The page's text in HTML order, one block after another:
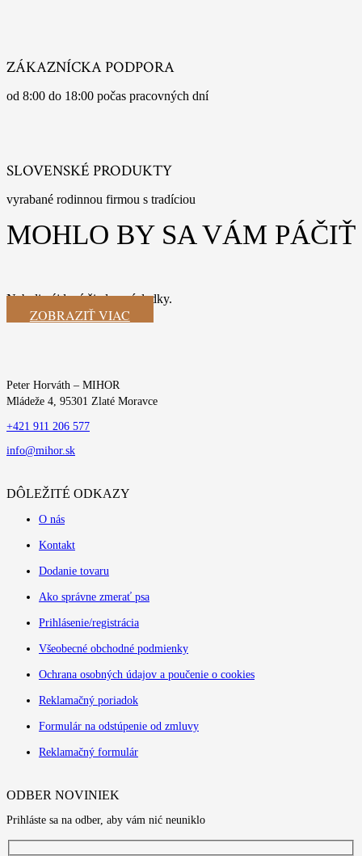
ZÁKAZNÍCKA PODPORA
od 8:00 do 18:00 počas pracovných dní
SLOVENSKÉ PRODUKTY
vyrabané rodinnou firmou s tradíciou
MOHLO BY SA VÁM PÁČIŤ
Neboli nájdené žiadne výsledky.
ZOBRAZIŤ VIAC
Peter Horváth – MIHOR
Mládeže 4, 95301 Zlaté Moravce
+421 911 206 577
info@mihor.sk
DÔLEŽITÉ ODKAZY
O nás
Kontakt
Dodanie tovaru
Ako správne zmerať psa
Prihlásenie/registrácia
Všeobecné obchodné podmienky
Ochrana osobných údajov a poučenie o cookies
Reklamačný poriadok
Formulár na odstúpenie od zmluvy
Reklamačný formulár
ODBER NOVINIEK
Prihláste sa na odber, aby vám nić neuniklo